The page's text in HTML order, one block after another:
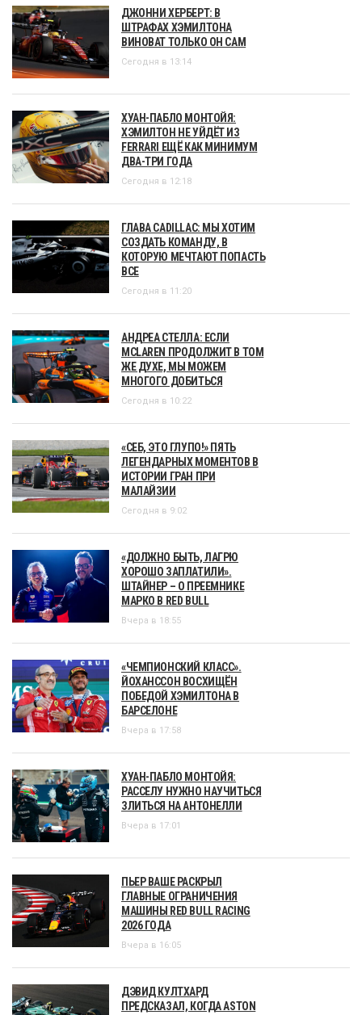
ДЖОННИ ХЕРБЕРТ: В
ШТРАФАХ ХЭМИЛТОНА
ВИНОВАТ ТОЛЬКО ОН САМ
Сегодня в 13:14
ХУАН-ПАБЛО МОНТОЙЯ:
ХЭМИЛТОН НЕ УЙДЁТ ИЗ
FERRARI ЕЩЁ КАК МИНИМУМ
ДВА-ТРИ ГОДА
Сегодня в 12:18
ГЛАВА CADILLAC: МЫ ХОТИМ
СОЗДАТЬ КОМАНДУ, В
КОТОРУЮ МЕЧТАЮТ ПОПАСТЬ
ВСЕ
Сегодня в 11:20
АНДРЕА СТЕЛЛА: ЕСЛИ
MCLAREN ПРОДОЛЖИТ В ТОМ
ЖЕ ДУХЕ, МЫ МОЖЕМ
МНОГОГО ДОБИТЬСЯ
Сегодня в 10:22
«СЕБ, ЭТО ГЛУПО!» ПЯТЬ
ЛЕГЕНДАРНЫХ МОМЕНТОВ В
ИСТОРИИ ГРАН ПРИ
МАЛАЙЗИИ
Сегодня в 9:02
«ДОЛЖНО БЫТЬ, ЛАГРЮ
ХОРОШО ЗАПЛАТИЛИ».
ШТАЙНЕР – О ПРЕЕМНИКЕ
МАРКО В RED BULL
Вчера в 18:55
«ЧЕМПИОНСКИЙ КЛАСС».
ЙОХАНССОН ВОСХИЩЁН
ПОБЕДОЙ ХЭМИЛТОНА В
БАРСЕЛОНЕ
Вчера в 17:58
ХУАН-ПАБЛО МОНТОЙЯ:
РАССЕЛУ НУЖНО НАУЧИТЬСЯ
ЗЛИТЬСЯ НА АНТОНЕЛЛИ
Вчера в 17:01
ПЬЕР ВАШЕ РАСКРЫЛ
ГЛАВНЫЕ ОГРАНИЧЕНИЯ
МАШИНЫ RED BULL RACING
2026 ГОДА
Вчера в 16:05
ДЭВИД КУЛТХАРД
ПРЕДСКАЗАЛ, КОГДА ASTON